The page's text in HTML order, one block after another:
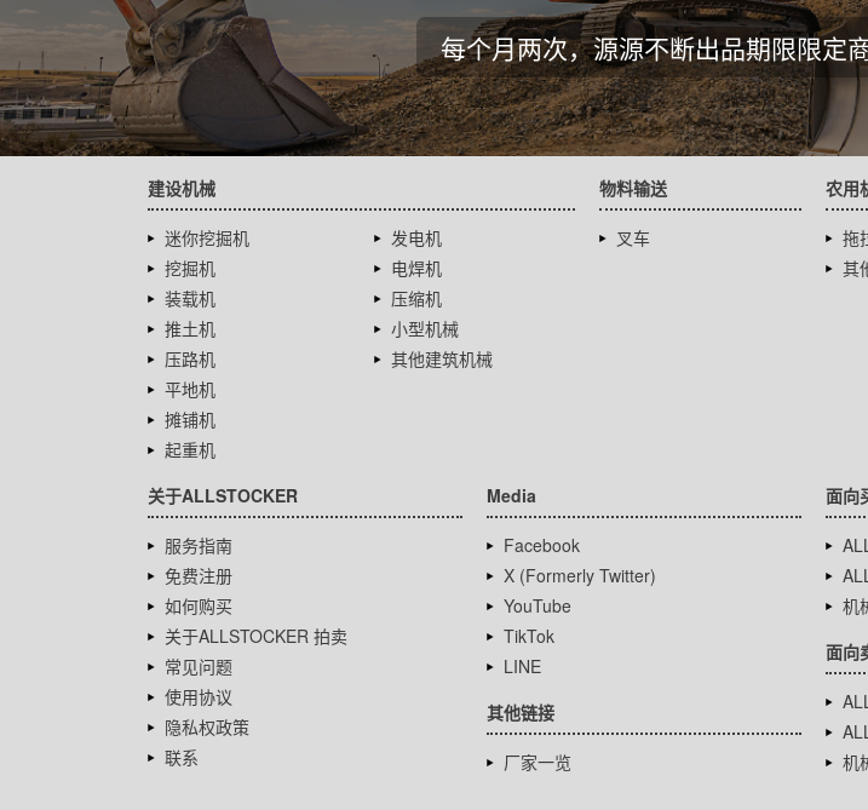
每个月两次，源源不断出品期限限定商
建设机械
迷你挖掘机
挖掘机
装载机
推土机
压路机
平地机
摊铺机
起重机
发电机
电焊机
压缩机
小型机械
其他建筑机械
物料输送
叉车
农用
拖
其
关于ALLSTOCKER
服务指南
免费注册
如何购买
关于ALLSTOCKER 拍卖
常见问题
使用协议
隐私权政策
联系
Media
Facebook
X (Formerly Twitter)
YouTube
TikTok
LINE
其他链接
厂家一览
面向
机
面向
机